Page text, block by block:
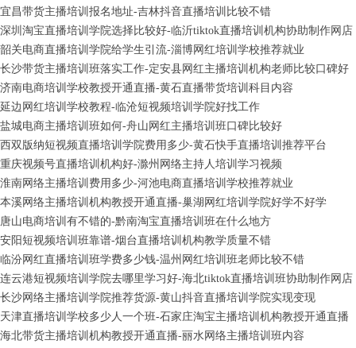
宜昌带货主播培训报名地址-吉林抖音直播培训比较不错
深圳淘宝直播培训学院选择比较好-临沂tiktok直播培训机构协助制作网店
韶关电商直播培训学院给学生引流-淄博网红培训学校推荐就业
长沙带货主播培训班落实工作-定安县网红主播培训机构老师比较口碑好
济南电商培训学校教授开通直播-黄石直播带货培训科目内容
延边网红培训学校教程-临沧短视频培训学院好找工作
盐城电商主播培训班如何-舟山网红主播培训班口碑比较好
西双版纳短视频直播培训学院费用多少-黄石快手直播培训推荐平台
重庆视频号直播培训机构好-滁州网络主持人培训学习视频
淮南网络主播培训费用多少-河池电商直播培训学校推荐就业
本溪网络主播培训机构教授开通直播-巢湖网红培训学院好学不好学
唐山电商培训有不错的-黔南淘宝直播培训班在什么地方
安阳短视频培训班靠谱-烟台直播培训机构教学质量不错
临汾网红直播培训班学费多少钱-温州网红培训班老师比较不错
连云港短视频培训学院去哪里学习好-海北tiktok直播培训班协助制作网店
长沙网络主播培训学院推荐货源-黄山抖音直播培训学院实现变现
天津直播培训学校多少人一个班-石家庄淘宝主播培训机构教授开通直播
海北带货主播培训机构教授开通直播-丽水网络主播培训班内容